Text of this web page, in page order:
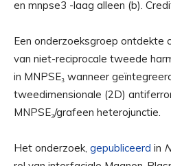
en mnpse3 -laag alleen (b).
Een onderzoeksgroep ontdekte
van niet-reciprocale tweede
in MNPSE₃ wanneer
tweedimensionale (2D)
MNPSE₃/grafeen heterojunctie.
Het onderzoek, gepubliceerd in